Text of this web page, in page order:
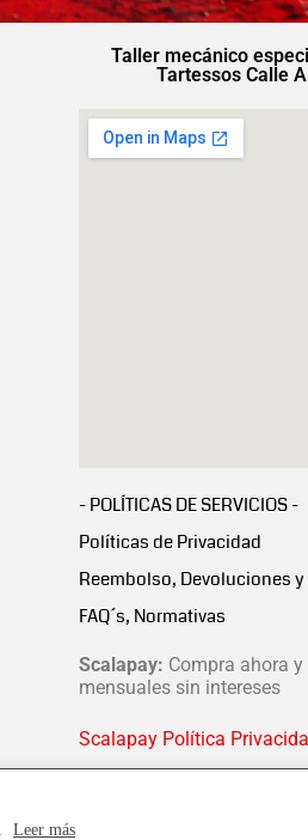
Leer más
Taller mecánico
Tartessos Calle
- POLÍTICAS DE SERVICIOS -
Políticas de Privacidad
Reembolso, Devoluciones y
FAQ´s, Normativas
Scalapay: Compra ahora
mensuales sin intereses
Scalapay Política